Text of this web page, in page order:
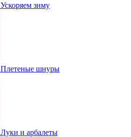
Ускоряем зиму
Плетеные шнуры
Луки и арбалеты